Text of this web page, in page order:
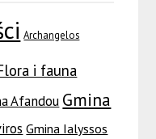
Archangelos
i fauna
Afandou Gmina
Gmina Ialyssos